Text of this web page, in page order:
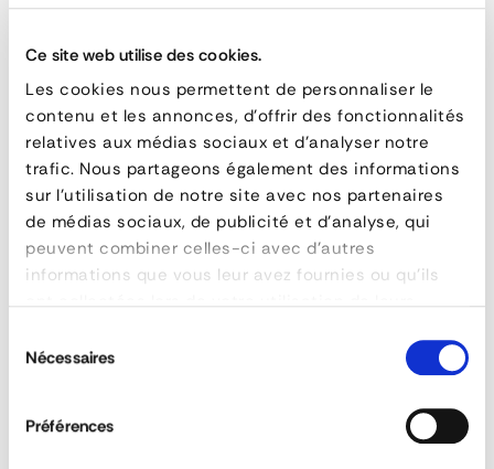
Ce site web utilise des cookies.
Les cookies nous permettent de personnaliser le
contenu et les annonces, d'offrir des fonctionnalités
relatives aux médias sociaux et d'analyser notre
trafic. Nous partageons également des informations
sur l'utilisation de notre site avec nos partenaires
de médias sociaux, de publicité et d'analyse, qui
peuvent combiner celles-ci avec d'autres
informations que vous leur avez fournies ou qu'ils
duNécessaires
Préférences
FEATURES
poids0,27 kg
ASK FOR A QUOTE
What is the difference between a buffer
and a bumper ?
What material are the bumpers made of?
Are the bumpers compatible with existing